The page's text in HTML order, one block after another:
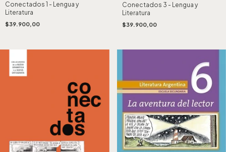
Conectados 1 - Lengua y
Literatura
$39.900,00
Conectados 3 - Lengua y
Literatura
$39.900,00